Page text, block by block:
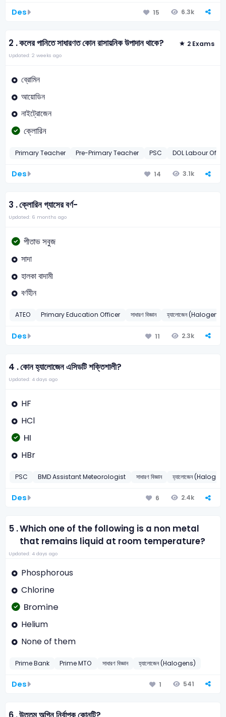
Des 15 6.3k
2 .কলের পানিতে সাধারণত কোন রাসায়নিক উপাদান থাকে? 2 Exams
Updated: 2 weeks ago
ব্রোমিন
আয়োডিন
নাইট্রোজেন
ক্লোরিন
Primary Teacher Pre-Primary Teacher PSC DOL Labour
Des 14 3.1k
3 .ক্লোরিন গ্যাসের বর্ণ-
Updated: 6 months ago
পীতাভ সবুজ
সাদা
হালকা বাদামী
বর্ণহীন
ATEO Primary Education Officer সাধারণ বিজ্ঞান হ্যালোজেন (Halogens)
Des 11 2.3k
4 .কোন হ্যালোজেন এসিডটি শক্তিশালী?
Updated: 4 days ago
HF
HCl
HI
HBr
PSC BMD Assistant Meteorologist সাধারণ বিজ্ঞান হ্যালোজেন
Des 6 2.4k
5 .Which one of the following is a non metal
that remains liquid at room temperature?
Updated: 4 days ago
Phosphorous
Chlorine
Bromine
Helium
None of them
Prime Bank Prime MTO সাধারণ বিজ্ঞান হ্যালোজেন (Halogens)
Des 1 541